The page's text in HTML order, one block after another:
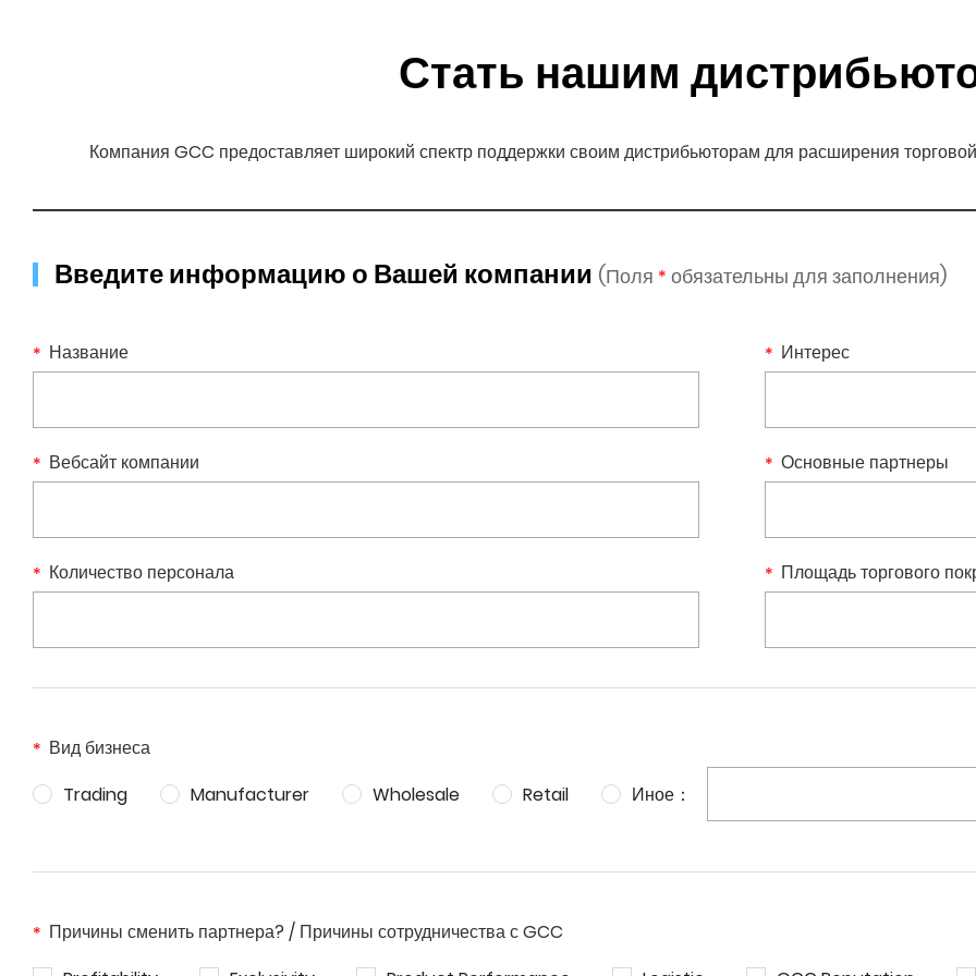
Стать нашим
Компания GCC предоставляет широкий спектр поддержки своим дистрибьюторам для расширения
Введите информацию о Вашей компании (Поля * обязательны для заполнения)
Название Интерес
Вебсайт компании Основные партнеры
Количество персонала Площадь торгового
Вид бизнеса
Trading
Manufacturer Wholesale Retail Иное：
Причины сменить партнера? / Причины сотрудничества с GCC